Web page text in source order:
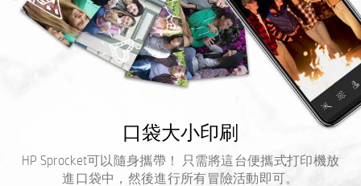
口袋大小印刷
HP Sprocket可以隨身攜帶！ 只需將這台便攜式打印機放
進口袋中，然後進行所有冒險活動即可。
HP Sprocket可以打印2 x 3英寸的口袋大小，不干膠支持的
照片！ 打印您最喜歡的記憶並將它們貼在您最喜歡的東
西上。